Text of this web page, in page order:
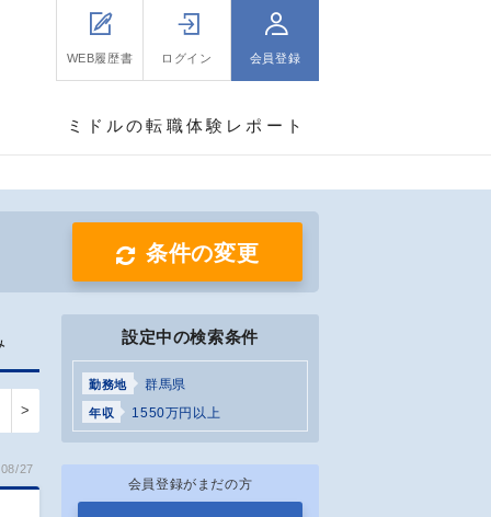
WEB履歴書 ログイン 会員登録
ミドルの転職体験レポート
条件の変更
>
27
設定中の検索条件
勤務地 群馬県
年収 1550万円以上
会員登録がまだの方